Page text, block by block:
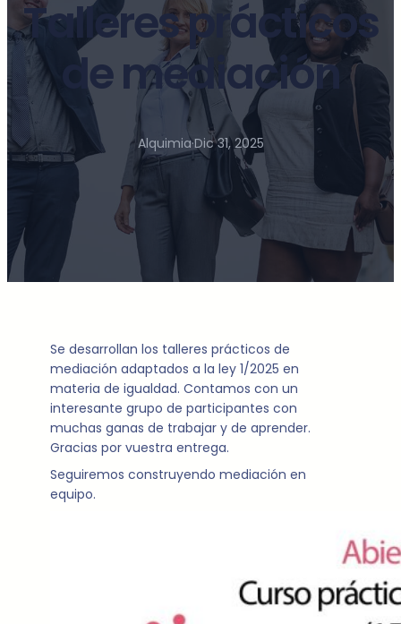
Talleres prácticos
de mediación
Alquimia·Dic 31, 2025
Se desarrollan los talleres prácticos de
mediación adaptados a la ley 1/2025 en
materia de igualdad. Contamos con un
interesante grupo de participantes con
muchas ganas de trabajar y de aprender.
Gracias por vuestra entrega.
Seguiremos construyendo mediación en
equipo.